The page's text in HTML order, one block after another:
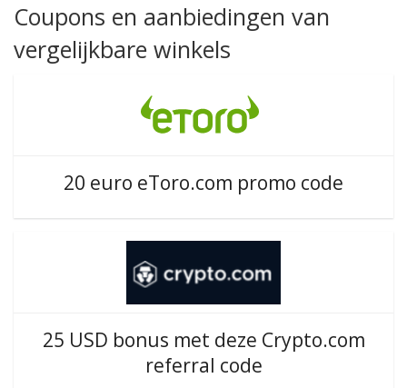
Coupons en aanbiedingen van
vergelijkbare winkels
20 euro eToro.com promo code
25 USD bonus met deze Crypto.com
referral code